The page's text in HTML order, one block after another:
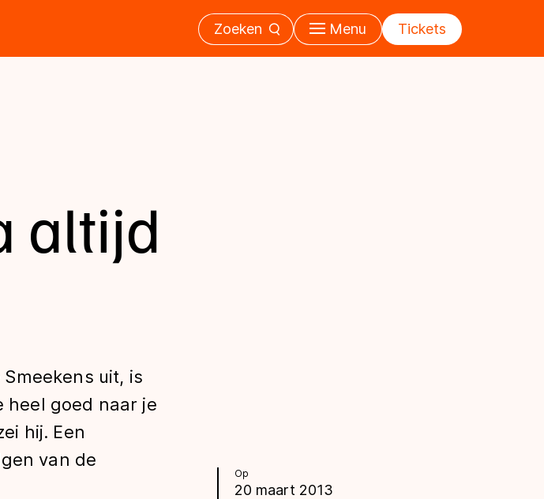
Zoeken Menu Tickets
Op
20 maart 2013
altijd
uit, is
heel goed naar je
hij. Een
van de